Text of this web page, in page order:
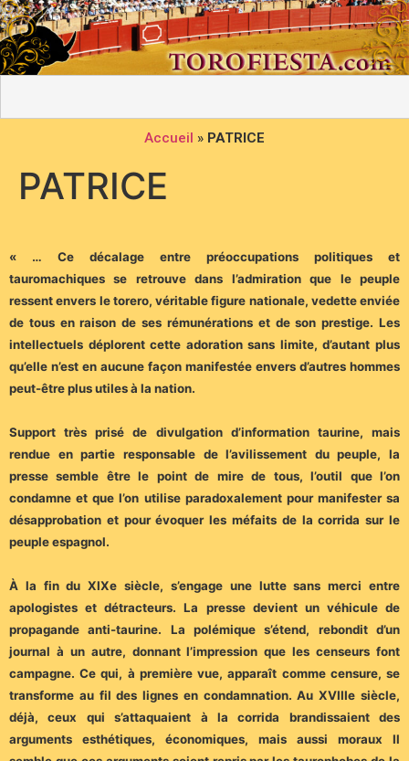
Accueil » PATRICE
PATRICE
« … Ce décalage entre préoccupations politiques et
tauromachiques se retrouve dans l’admiration que le peuple
ressent envers le torero, véritable figure nationale, vedette enviée
de tous en raison de ses rémunérations et de son prestige. Les
intellectuels déplorent cette adoration sans limite, d’autant plus
qu’elle n’est en aucune façon manifestée envers d’autres hommes
peut-être plus utiles à la nation.
Support très prisé de divulgation d’information taurine, mais
rendue en partie responsable de l’avilissement du peuple, la
presse semble être le point de mire de tous, l’outil que l’on
condamne et que l’on utilise paradoxalement pour manifester sa
désapprobation et pour évoquer les méfaits de la corrida sur le
peuple espagnol.
À la fin du XIXe siècle, s’engage une lutte sans merci entre
apologistes et détracteurs. La presse devient un véhicule de
propagande anti-taurine. La polémique s’étend, rebondit d’un
journal à un autre, donnant l’impression que les censeurs font
campagne. Ce qui, à première vue, apparaît comme censure, se
transforme au fil des lignes en condamnation. Au XVIIIe siècle,
déjà, ceux qui s’attaquaient à la corrida brandissaient des
arguments esthétiques, économiques, mais aussi moraux Il